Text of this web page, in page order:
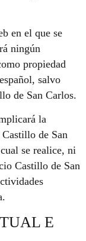
en el que se
ningún
propiedad
salvo
de San Carlos.
la
de San
se realice, ni
Castillo de San
E